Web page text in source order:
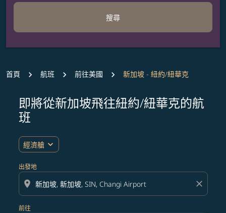
搜尋
首頁 航班 前往美國 新加坡 - 紐約/紐華克
即將從新加坡飛往紐約/紐華克的航
班
經濟艙 expand_more
出發地
location_on close
前往
無符合您設定條件的票價，請調整篩選條件。